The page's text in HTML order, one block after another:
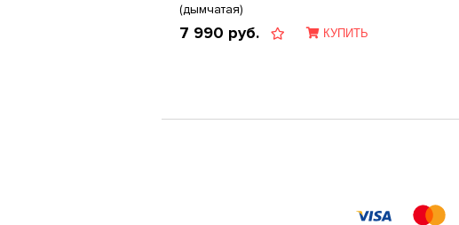
(дымчатая)
7 990 руб. КУПИТЬ